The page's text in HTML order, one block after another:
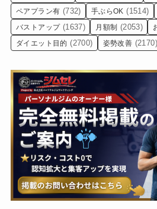
ペアプラン有 (732) 手ぶらOK (1514)
バストアップ (1637) 月額制 (2053)
ダイエット目的 (2700) 姿勢改善 (2170)